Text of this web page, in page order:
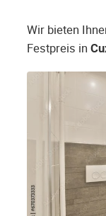
Wir bieten
Festpreis in